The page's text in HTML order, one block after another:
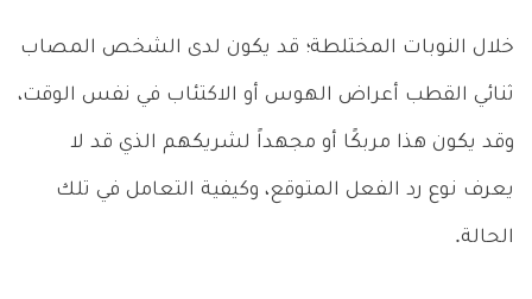
خلال النوبات المختلطة؛ قد يكون لدى الشخص المصاب
ثنائي القطب أعراض الهوس أو الاكتئاب في نفس الوقت،
وقد يكون هذا مربكًا أو مجهداً لشريكهم الذي قد لا
يعرف نوع رد الفعل المتوقع، وكيفية التعامل في تلك
الحالة.